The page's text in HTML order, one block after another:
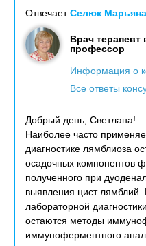
ОтвечаетСелюк
Врач терапевт
профессор
Информация о
Все ответы
Добрый день, Светлана!
Наиболее часто
диагностике лямблиоза
осадочных компонентов
полученного при
выявления цист
лабораторной
остаются методы
иммуноферментного